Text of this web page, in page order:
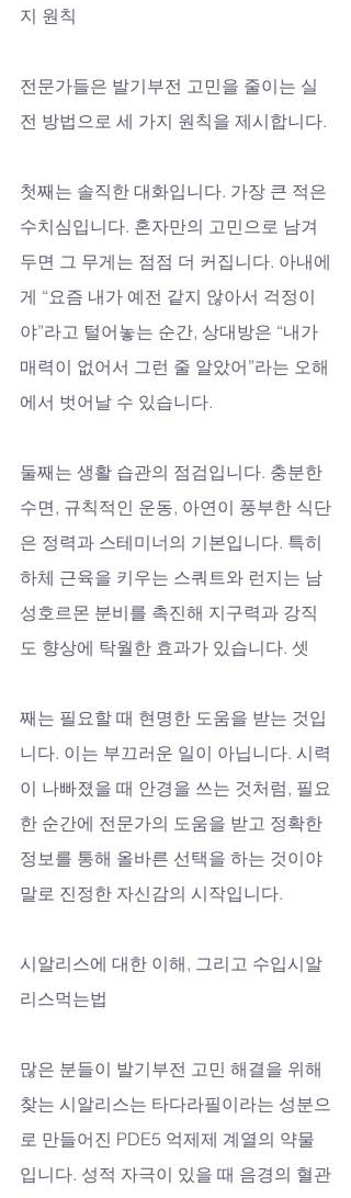
지 원칙
전문가들은 발기부전 고민을 줄이는 실
전 방법으로 세 가지 원칙을 제시합니다.
첫째는 솔직한 대화입니다. 가장 큰 적은
수치심입니다. 혼자만의 고민으로 남겨
두면 그 무게는 점점 더 커집니다. 아내에
게 “요즘 내가 예전 같지 않아서 걱정이
야”라고 털어놓는 순간, 상대방은 “내가
매력이 없어서 그런 줄 알았어”라는 오해
에서 벗어날 수 있습니다.
둘째는 생활 습관의 점검입니다. 충분한
수면, 규칙적인 운동, 아연이 풍부한 식단
은 정력과 스테미너의 기본입니다. 특히
하체 근육을 키우는 스쿼트와 런지는 남
성호르몬 분비를 촉진해 지구력과 강직
도 향상에 탁월한 효과가 있습니다. 셋
째는 필요할 때 현명한 도움을 받는 것입
니다. 이는 부끄러운 일이 아닙니다. 시력
이 나빠졌을 때 안경을 쓰는 것처럼, 필요
한 순간에 전문가의 도움을 받고 정확한
정보를 통해 올바른 선택을 하는 것이야
말로 진정한 자신감의 시작입니다.
시알리스에 대한 이해, 그리고 수입시알
리스먹는법
많은 분들이 발기부전 고민 해결을 위해
찾는 시알리스는 타다라필이라는 성분으
로 만들어진 PDE5 억제제 계열의 약물
입니다. 성적 자극이 있을 때 음경의 혈관